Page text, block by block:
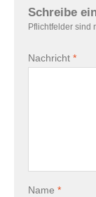
Schreibe
Pflichtfelder sind
Nachricht *
Name *